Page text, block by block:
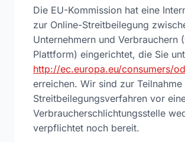
Die EU-Kommission hat eine
zur Online-Streitbeilegung
Unternehmern und Verbrauchern
Plattform) eingerichtet, die Sie
http://ec.europa.eu/consumers/
erreichen. Wir sind zur Teilnahme
Streitbeilegungsverfahren vor
Verbraucherschlichtungsstelle
verpflichtet noch bereit.